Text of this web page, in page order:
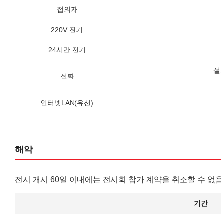
접의자
220V 전기
24시간 전기
전화
인터넷LAN(유선)
해약
전시 개시 60일 이내에는 전시회 참가 계약을 취소할 수
기간